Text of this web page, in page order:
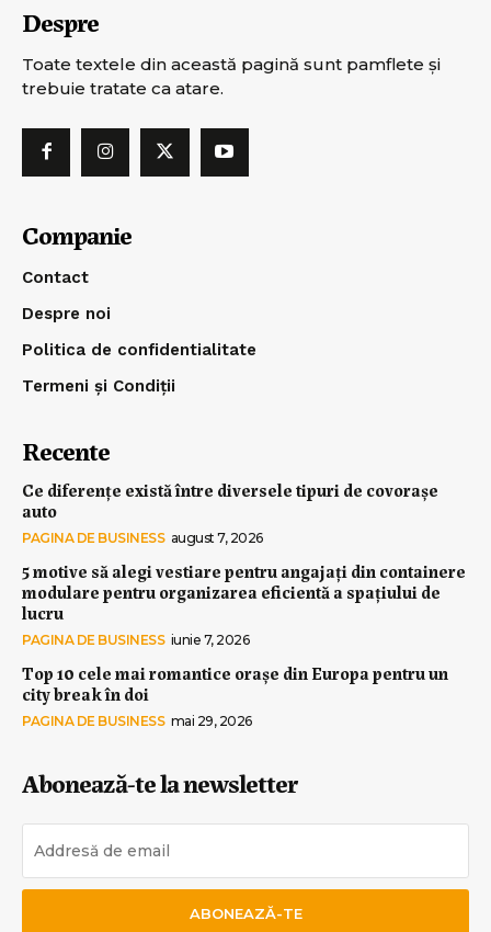
Despre
Toate textele din această pagină sunt pamflete şi
trebuie tratate ca atare.
Companie
Contact
Despre noi
Politica de confidentialitate
Termeni și Condiții
Recente
Ce diferențe există între diversele tipuri de covorașe
auto
PAGINA DE BUSINESS august 7, 2026
5 motive să alegi vestiare pentru angajați din containere
modulare pentru organizarea eficientă a spațiului de
lucru
PAGINA DE BUSINESS iunie 7, 2026
Top 10 cele mai romantice orașe din Europa pentru un
city break în doi
PAGINA DE BUSINESS mai 29, 2026
Abonează-te la newsletter
ABONEAZĂ-TE